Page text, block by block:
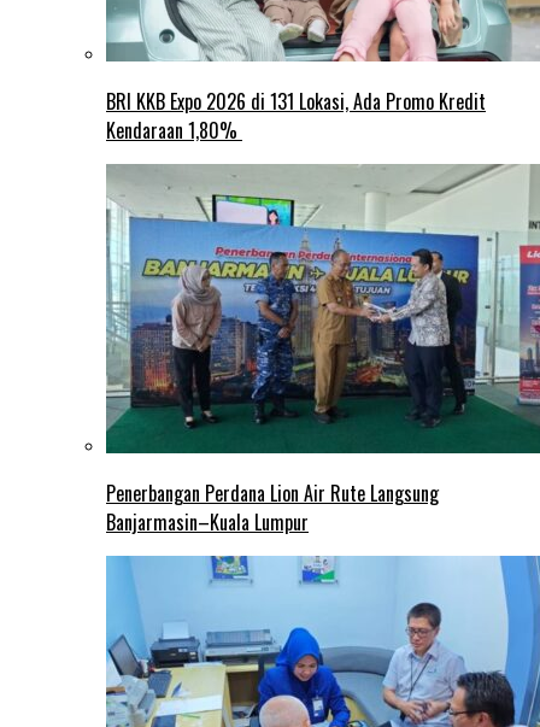
BRI KKB Expo 2026 di 131 Lokasi, Ada Promo Kredit
Kendaraan 1,80%
Penerbangan Perdana Lion Air Rute Langsung
Banjarmasin–Kuala Lumpur